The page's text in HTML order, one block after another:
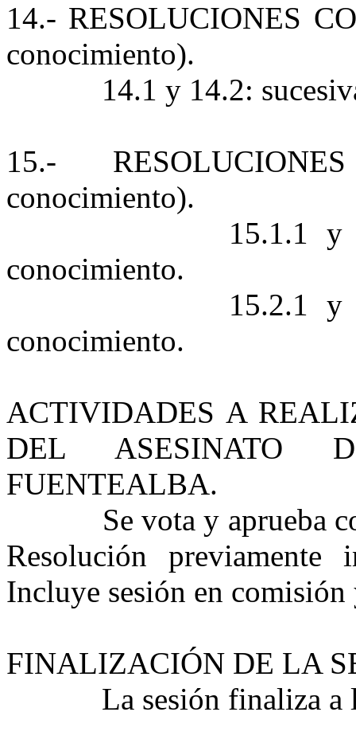
14.- RESOLUCIONES
conocimiento).
14.1 y 14.2:
15.-
conocimiento).
15.1.1 y
conocimiento.
15.2.1 y
conocimiento.
ACTIVIDADES A
DEL ASESINATO
FUENTEALBA.
Se vota y aprueba
Resolución
Incluye sesión en
FINALIZACIÓN DE LA
La sesión finaliza a